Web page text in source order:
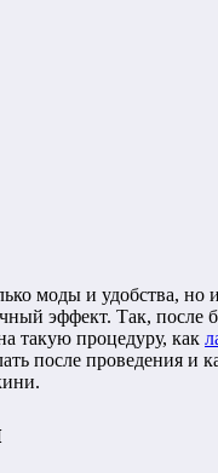
моды и удобства,
эффект. Так,
такую процедуру, как
после проведения